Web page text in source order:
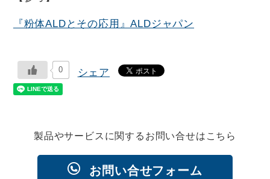
『粉体ALDとその応用』ALDジャパン
0 シェア
製品やサービスに関するお問い合せはこちら
お問い合せフォーム